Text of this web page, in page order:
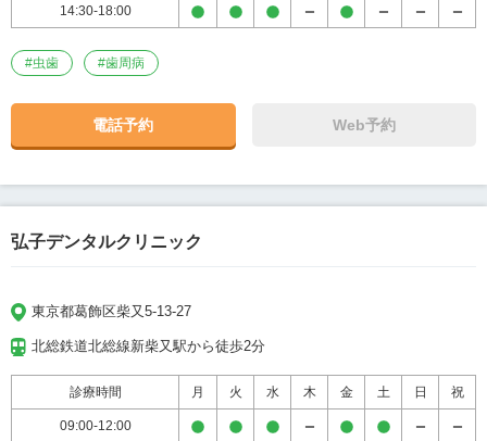
14:30-18:00
#虫歯 #歯周病
電話予約 Web予約
弘子デンタルクリニック
東京都葛飾区柴又5-13-27
北総鉄道北総線新柴又駅から徒歩2分
診療時間 月 火 水 木 金 土 日 祝
09:00-12:00